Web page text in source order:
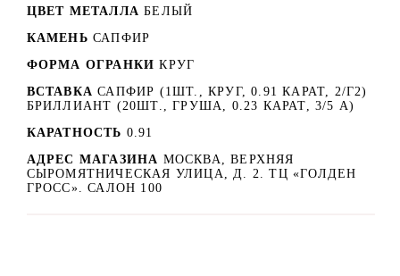
ЦВЕТ МЕТАЛЛА БЕЛЫЙ
КАМЕНЬ САПФИР
ФОРМА ОГРАНКИ КРУГ
ВСТАВКА САПФИР (1ШТ., КРУГ, 0.91 КАРАТ, 2/Г2)
БРИЛЛИАНТ (20ШТ., ГРУША, 0.23 КАРАТ, 3/5 А)
КАРАТНОСТЬ 0.91
АДРЕС МАГАЗИНА МОСКВА, ВЕРХНЯЯ
СЫРОМЯТНИЧЕСКАЯ УЛИЦА, Д. 2. ТЦ «ГОЛДЕН
ГРОСС». САЛОН 100